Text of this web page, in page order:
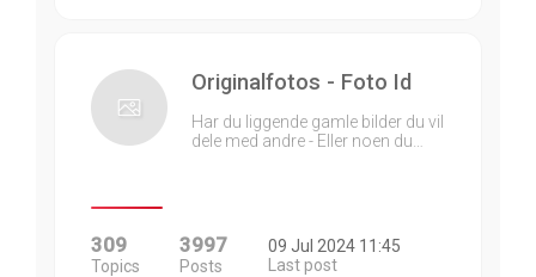
Originalfotos - Foto Id
Har du liggende gamle bilder du vil
dele med andre - Eller noen du…
309
Topics
3997
Posts
09 Jul 2024 11:45
Last post